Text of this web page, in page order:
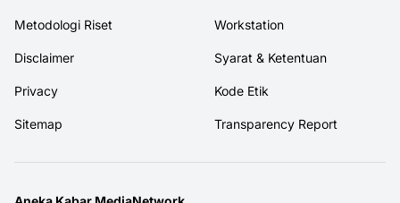
Metodologi Riset Workstation
Disclaimer Syarat & Ketentuan
Privacy Kode Etik
Sitemap Transparency Report